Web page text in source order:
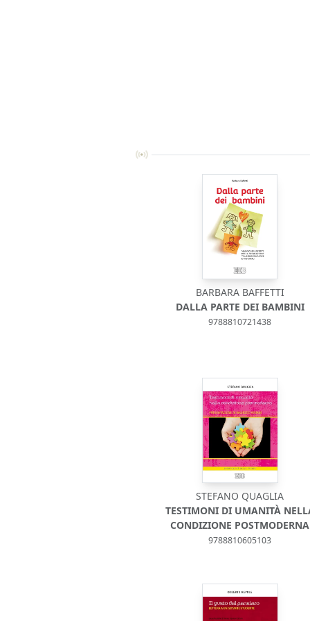
BARBARA BAFFETTI
DALLA PARTE DEI BAMBINI
9788810721438
STEFANO QUAGLIA
TESTIMONI DI UMANITÀ
CONDIZIONE POSTMODERNA
9788810605103